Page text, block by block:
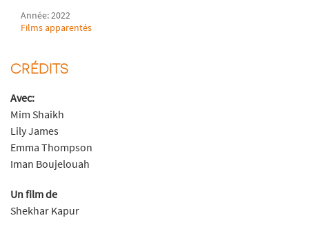
Année: 2022
Films apparentés
CRÉDITS
Avec:
Mim Shaikh
Lily James
Emma Thompson
Iman Boujelouah
Un film de
Shekhar Kapur